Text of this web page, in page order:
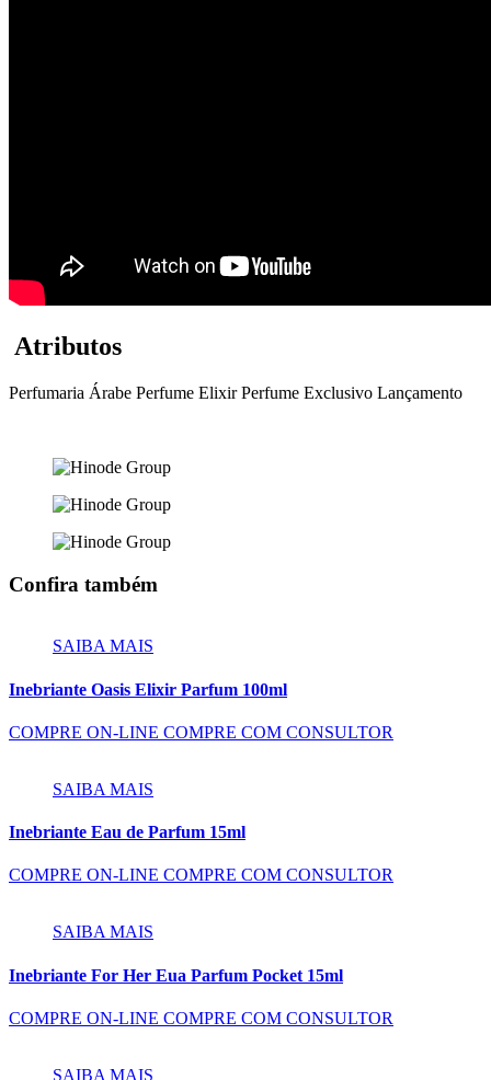
Atributos
Perfumaria Árabe Perfume Elixir Perfume Exclusivo Lançamento
Confira também
SAIBA MAIS
Inebriante Oasis Elixir Parfum 100ml
COMPRE ON-LINE COMPRE COM CONSULTOR
SAIBA MAIS
Inebriante Eau de Parfum 15ml
COMPRE ON-LINE COMPRE COM CONSULTOR
SAIBA MAIS
Inebriante For Her Eua Parfum Pocket 15ml
COMPRE ON-LINE COMPRE COM CONSULTOR
SAIBA MAIS